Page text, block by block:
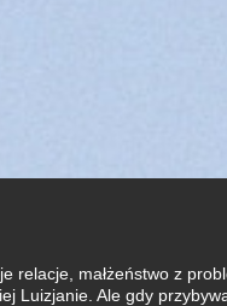
relacje, małżeństwo z
Luizjanie. Ale gdy